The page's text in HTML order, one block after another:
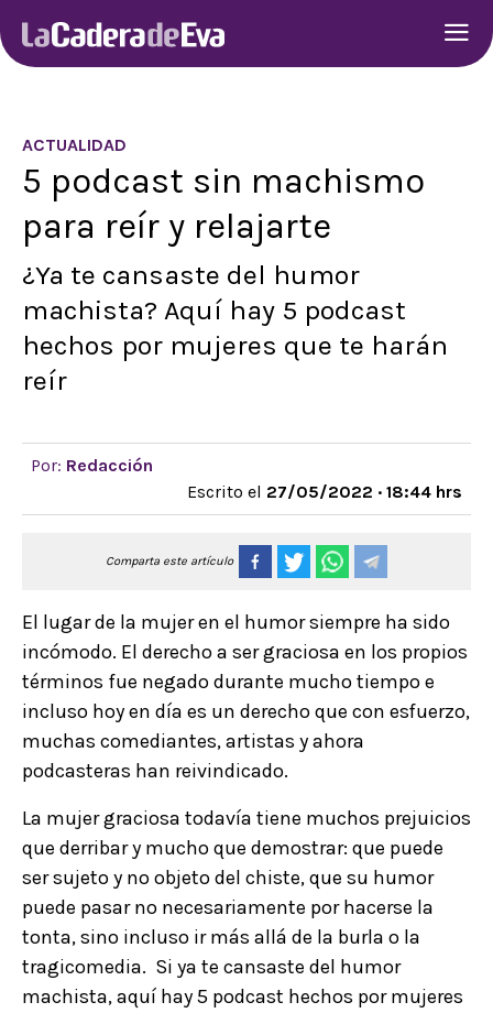
ACTUALIDAD
5 podcast sin machismo
para reír y relajarte
¿Ya te cansaste del humor
machista? Aquí hay 5 podcast
hechos por mujeres que te harán
reír
Por: Redacción
Escrito el 27/05/2022 · 18:44 hrs
Comparta este artículo
El lugar de la mujer en el humor siempre ha sido
incómodo. El derecho a ser graciosa en los propios
términos fue negado durante mucho tiempo e
incluso hoy en día es un derecho que con esfuerzo,
muchas comediantes, artistas y ahora
podcasteras han reivindicado.
La mujer graciosa todavía tiene muchos prejuicios
que derribar y mucho que demostrar: que puede
ser sujeto y no objeto del chiste, que su humor
puede pasar no necesariamente por hacerse la
tonta, sino incluso ir más allá de la burla o la
tragicomedia. Si ya te cansaste del humor
machista, aquí hay 5 podcast hechos por mujeres